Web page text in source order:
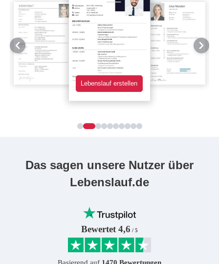
Lebenslauf erstellen
Das sagen unsere Nutzer über
Lebenslauf.de